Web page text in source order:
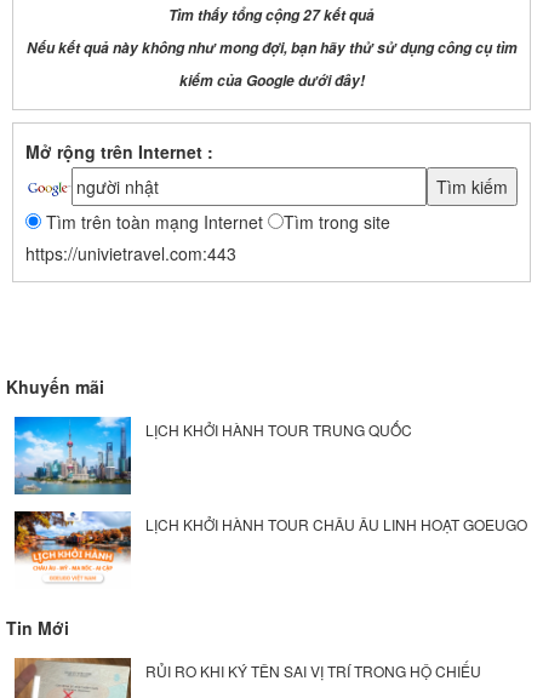
Tìm thấy tổng cộng 27 kết quả
Nếu kết quả này không như mong đợi, bạn hãy thử sử dụng công cụ tìm
kiếm của Google dưới đây!
Mở rộng trên Internet :
Tìm trên toàn mạng Internet
Tìm trong site
https://univietravel.com:443
Khuyến mãi
LỊCH KHỞI HÀNH TOUR TRUNG QUỐC
LỊCH KHỞI HÀNH TOUR CHÂU ÂU LINH HOẠT GOEUGO
Tin Mới
RỦI RO KHI KÝ TÊN SAI VỊ TRÍ TRONG HỘ CHIẾU